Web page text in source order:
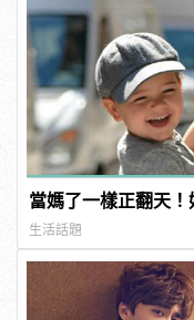
當媽了一樣正翻天
生活話題